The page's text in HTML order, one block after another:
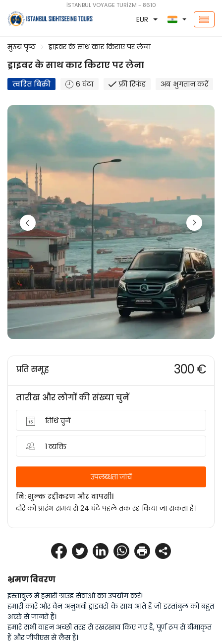
İSTANBUL VOYAGE TURİZM - 8610
EUR
मुख्य पृष्ठ ड्राइवर के साथ कार किराए पर लेना
ड्राइवर के साथ कार किराए पर लेना
त्वरित बिक्री 6 घंटा फ्री रिफंड अब भुगतान करें
भ्रमण विवरण
इस्तांबुल में हमारी ग्राउंड सेवाओं का उपयोग करें!
हमारी कारें और वैन अनुभवी ड्राइवरों के साथ आते हैं जो इस्तांबुल को बहुत
अच्छे से जानते हैं।
हमारे सभी वाहन अच्छी तरह से रखरखाव किए गए हैं, पूर्ण रूप से बीमाकृत
हैं और जीपीएस से लैस हैं।
प्रति समूह 300 €
तारीख और लोगों की संख्या चुनें
तिथि चुनें
1 व्यक्ति
उपलब्धता जांचें
नि: शुल्क रद्दीकरण और वापसी।
दौरे को प्रारंभ समय से 24 घंटे पहले तक रद्द किया जा सकता है।